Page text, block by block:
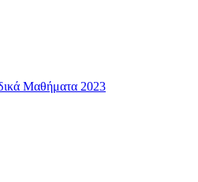
Μαθήματα 2023